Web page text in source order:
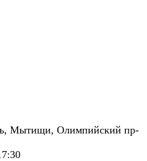
Мытищи, Олимпийский пр-